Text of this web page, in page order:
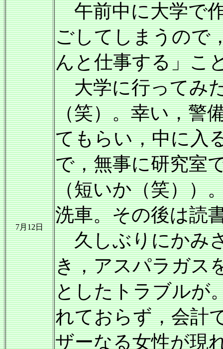
7月12日
午前中に大学で
ごしてしまうので
んと仕事する」こ
大学に行ってみ
（笑）。幸い，警
てもらい，中に入
で，無事に研究室
（短いか（笑））
洗車。その後は読
久しぶりにかみ
き，アスパラガス
としたトラブルが
れておらず，会計
ザーなる女性が現